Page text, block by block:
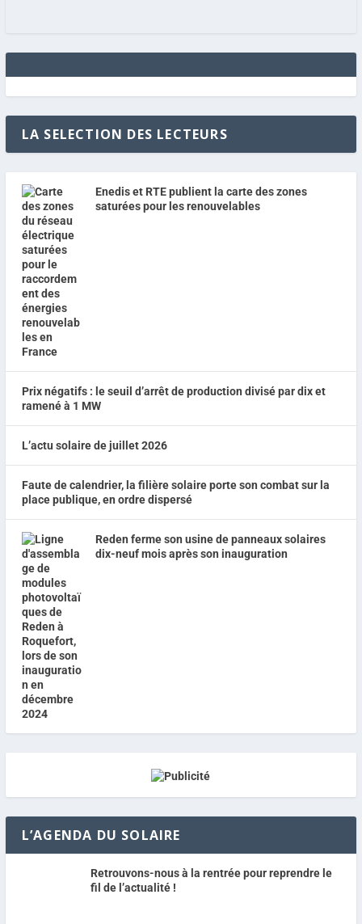
LA SELECTION DES LECTEURS
Enedis et RTE publient la carte des zones
saturées pour les renouvelables
Prix négatifs : le seuil d’arrêt de production divisé par dix et
ramené à 1 MW
L’actu solaire de juillet 2026
Faute de calendrier, la filière solaire porte son combat sur la
place publique, en ordre dispersé
Reden ferme son usine de panneaux solaires
dix-neuf mois après son inauguration
L’AGENDA DU SOLAIRE
Retrouvons-nous à la rentrée pour reprendre le
fil de l’actualité !